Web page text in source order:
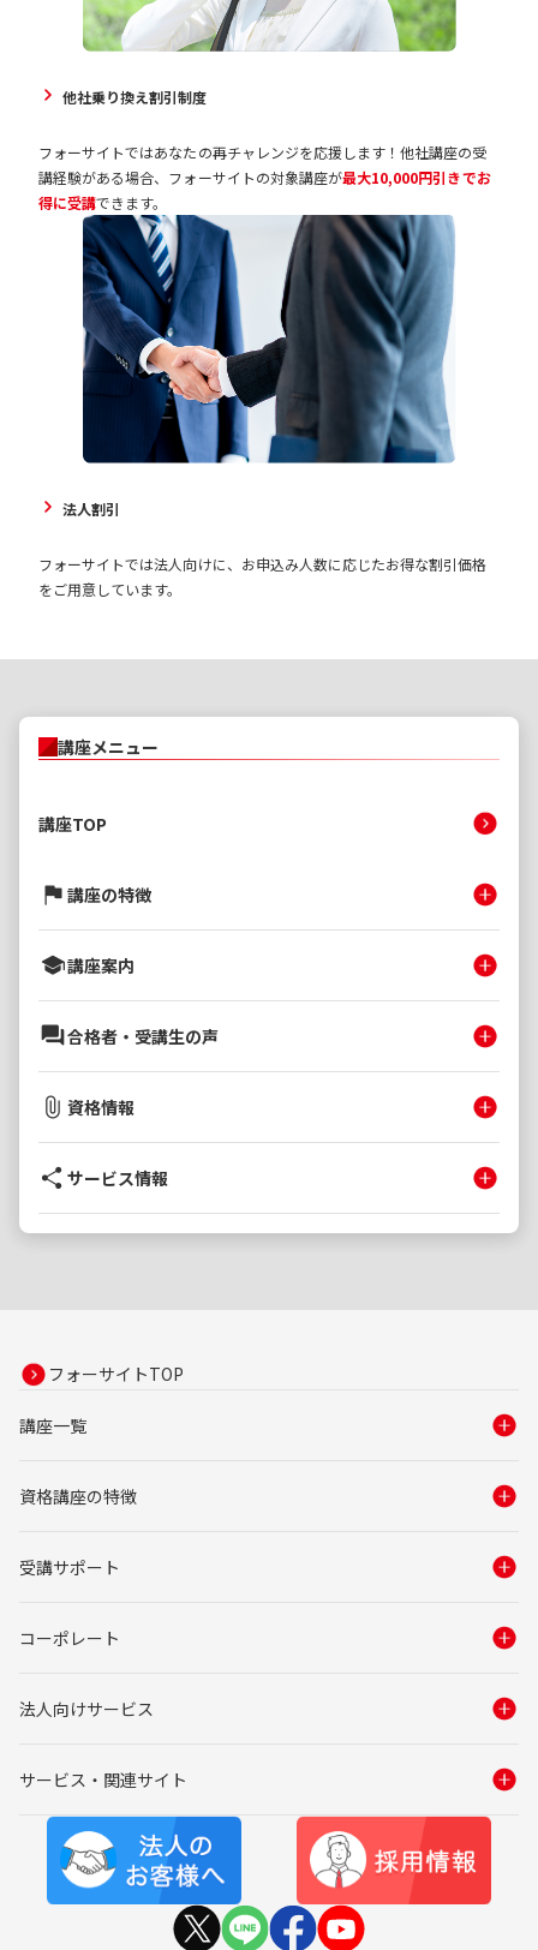
他社乗り換え割引制度
フォーサイトではあなたの再チャレンジを応援します！他社講座の受
講経験がある場合、フォーサイトの対象講座が最大10,000円引きでお
得に受講できます。
法人割引
フォーサイトでは法人向けに、お申込み人数に応じたお得な割引価格
をご用意しています。
講座メニュー
講座TOP
講座の特徴
講座案内
合格者・受講生の声
資格情報
サービス情報
フォーサイトTOP
講座一覧
資格講座の特徴
受講サポート
コーポレート
法人向けサービス
サービス・関連サイト